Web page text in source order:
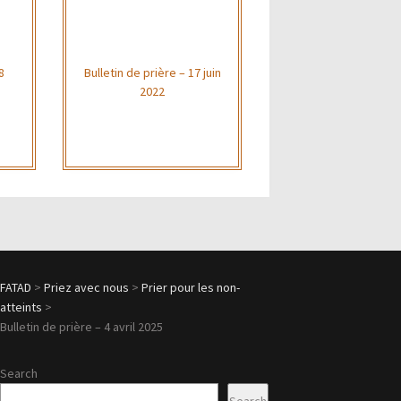
Bulletin de prière – 17 juin
2022
FATAD >Priez avec nous >Prier pour les non-
atteints >
Bulletin de prière – 4 avril 2025
Search